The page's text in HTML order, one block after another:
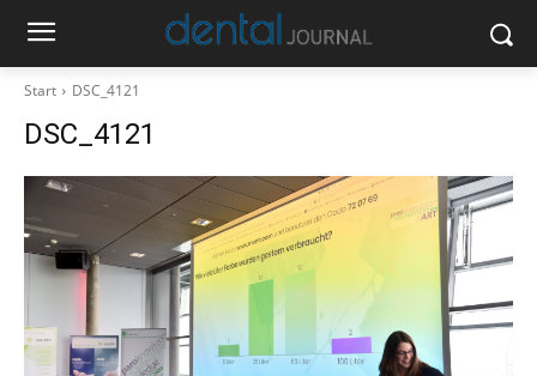
Start DSC_4121
DSC_4121